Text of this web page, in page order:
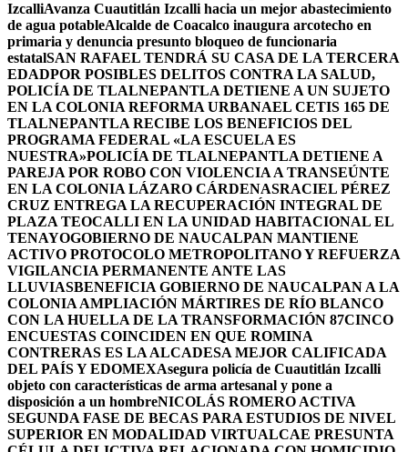
IzcalliAvanza Cuautitlán Izcalli hacia un mejor abastecimiento
de agua potableAlcalde de Coacalco inaugura arcotecho en
primaria y denuncia presunto bloqueo de funcionaria
estatalSAN RAFAEL TENDRÁ SU CASA DE LA TERCERA
EDADPOR POSIBLES DELITOS CONTRA LA SALUD,
POLICÍA DE TLALNEPANTLA DETIENE A UN SUJETO
EN LA COLONIA REFORMA URBANAEL CETIS 165 DE
TLALNEPANTLA RECIBE LOS BENEFICIOS DEL
PROGRAMA FEDERAL «LA ESCUELA ES
NUESTRA»POLICÍA DE TLALNEPANTLA DETIENE A
PAREJA POR ROBO CON VIOLENCIA A TRANSEÚNTE
EN LA COLONIA LÁZARO CÁRDENASRACIEL PÉREZ
CRUZ ENTREGA LA RECUPERACIÓN INTEGRAL DE
PLAZA TEOCALLI EN LA UNIDAD HABITACIONAL EL
TENAYOGOBIERNO DE NAUCALPAN MANTIENE
ACTIVO PROTOCOLO METROPOLITANO Y REFUERZA
VIGILANCIA PERMANENTE ANTE LAS
LLUVIASBENEFICIA GOBIERNO DE NAUCALPAN A LA
COLONIA AMPLIACIÓN MÁRTIRES DE RÍO BLANCO
CON LA HUELLA DE LA TRANSFORMACIÓN 87CINCO
ENCUESTAS COINCIDEN EN QUE ROMINA
CONTRERAS ES LA ALCADESA MEJOR CALIFICADA
DEL PAÍS Y EDOMEXAsegura policía de Cuautitlán Izcalli
objeto con características de arma artesanal y pone a
disposición a un hombreNICOLÁS ROMERO ACTIVA
SEGUNDA FASE DE BECAS PARA ESTUDIOS DE NIVEL
SUPERIOR EN MODALIDAD VIRTUALCAE PRESUNTA